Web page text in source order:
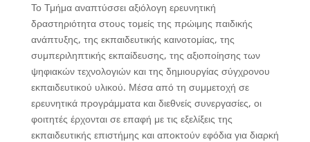
Το Τμήμα αναπτύσσει αξιόλογη ερευνητική
δραστηριότητα στους τομείς της πρώιμης παιδικής
ανάπτυξης, της εκπαιδευτικής καινοτομίας, της
συμπεριληπτικής εκπαίδευσης, της αξιοποίησης των
ψηφιακών τεχνολογιών και της δημιουργίας σύγχρονου
εκπαιδευτικού υλικού. Μέσα από τη συμμετοχή σε
ερευνητικά προγράμματα και διεθνείς συνεργασίες, οι
φοιτητές έρχονται σε επαφή με τις εξελίξεις της
εκπαιδευτικής επιστήμης και αποκτούν εφόδια για διαρκή